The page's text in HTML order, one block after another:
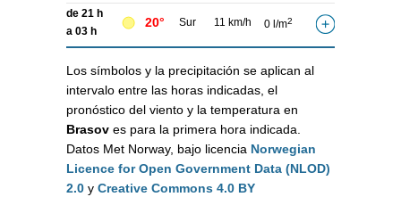
de 21 h
a 03 h
20° Sur 11 km/h 0 l/m2
Los símbolos y la precipitación se aplican al
intervalo entre las horas indicadas, el
pronóstico del viento y la temperatura en
Brasov es para la primera hora indicada.
Datos Met Norway, bajo licencia Norwegian
Licence for Open Government Data (NLOD)
2.0 y Creative Commons 4.0 BY